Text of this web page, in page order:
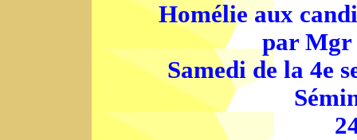
Homélie aux
par Mgr
Samedi de la 4e